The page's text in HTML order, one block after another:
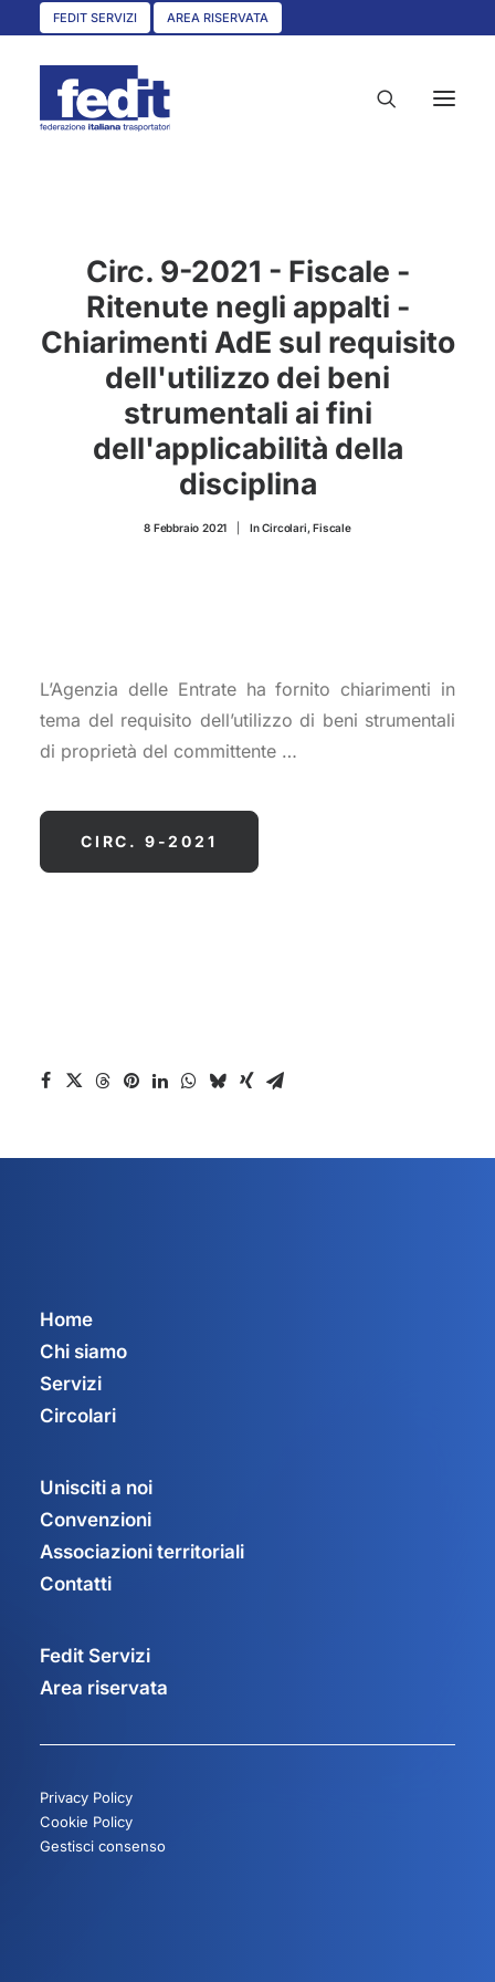
FEDIT SERVIZI AREA RISERVATA
CHI SIAMO
SERVIZI
CIRCOLARI
UNISCITI A NOI
CONVENZIONI
ASSOCIAZIONI TERRITORIALI
Circ. 9-2021 - Fiscale -
Ritenute negli appalti -
Chiarimenti AdE sul requisito
dell'utilizzo dei beni
strumentali ai fini
dell'applicabilità della
disciplina
8 Febbraio 2021 InCircolari,Fiscale
L’Agenzia delle Entrate ha fornito chiarimenti in
tema del requisito dell’utilizzo di beni strumentali
di proprietà del committente …
CIRC. 9-2021
Home
Chi siamo
Servizi
Circolari
Unisciti a noi
Convenzioni
Associazioni territoriali
Contatti
Fedit Servizi
Area riservata
Privacy Policy
Cookie Policy
Gestisci consenso